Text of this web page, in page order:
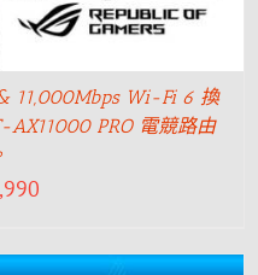
11,000Mbps Wi-Fi 6 換
AX11000 PRO 電競路由